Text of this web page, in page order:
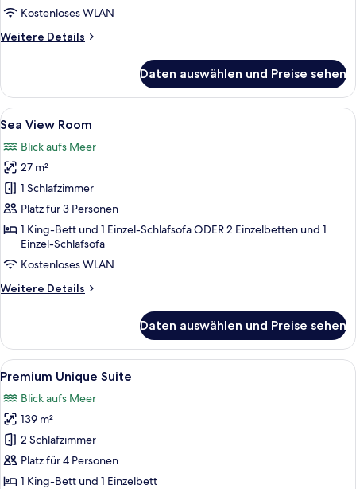
Kostenloses WLAN
Weitere Details
Weitere
View
Room
Daten auswählen und Preise sehen
Alle
Fotos
für
Sea
View
Room
anzeigen
Ein Hotelzimmer mit einem Bett,
7
Sea View Room
Blick aufs Meer
27 m²
1 Schlafzimmer
Platz für 3 Personen
1 King-Bett und 1 Einzel-Schlafsofa ODER 2 Einzelbetten und 1
Einzel-Schlafsofa
Kostenloses WLAN
Weitere Details
Weitere
View
Room
Daten auswählen und Preise sehen
Alle
Fotos
für
Premium
Unique
Suite
anzeigen
Premium Unique Suite | Minibar,
10
Premium Unique Suite
Blick aufs Meer
139 m²
2 Schlafzimmer
Platz für 4 Personen
1 King-Bett und 1 Einzelbett